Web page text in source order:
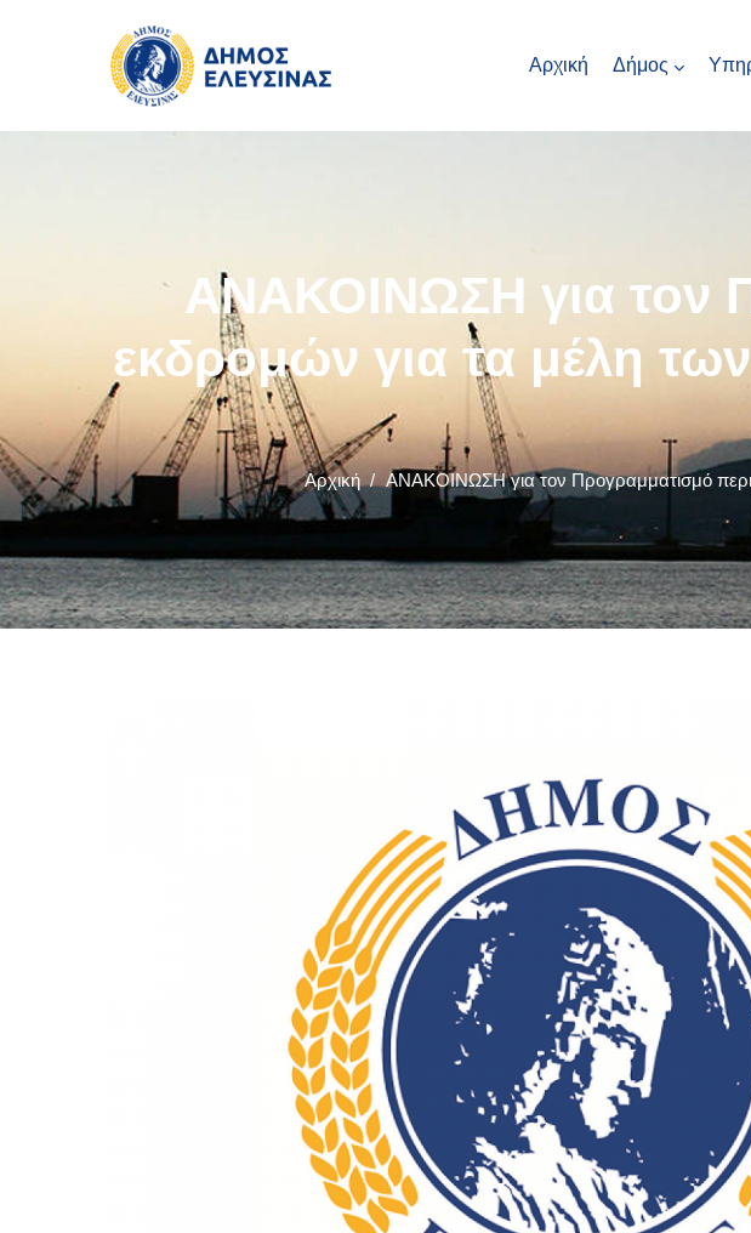
Αρχική Δήμος
ΑΝΑΚΟΙΝΩΣΗ για τον
εκδρομών για τα μέλη
Αρχική / ΑΝΑΚΟΙΝΩΣΗ για τον Προγραμματισμό